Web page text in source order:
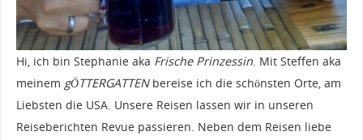
Hi, ich bin Stephanie aka Frische Prinzessin. Mit Steffen aka
meinem gÖTTERGATTENbereise ich die schönsten Orte, am
Liebsten die USA. Unsere Reisen lassen wir in unseren
Reiseberichten Revue passieren. Neben dem Reisen liebe